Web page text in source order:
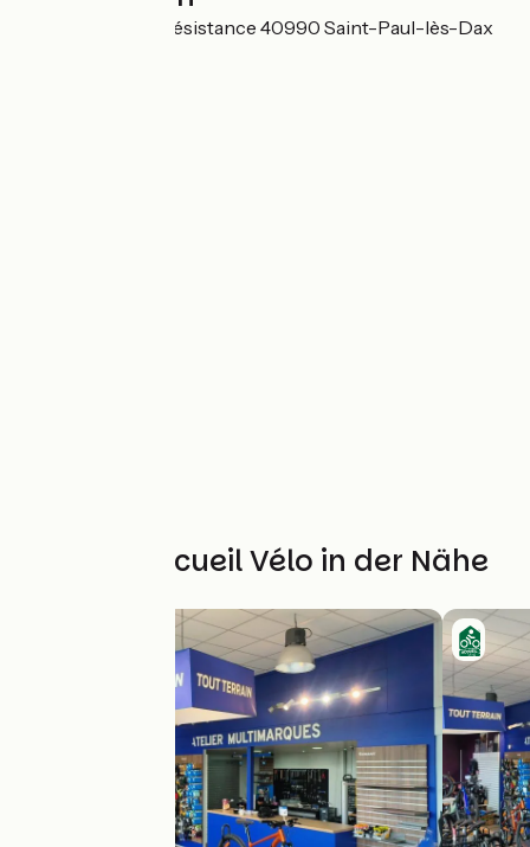
573 avenue de la résistance 40990 Saint-Paul-lès-Dax
Weitere Accueil Vélo in der Nähe